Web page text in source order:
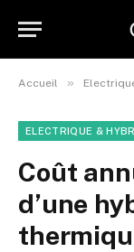
Accueil »
ELECTRIQUE &
Coût
d’une